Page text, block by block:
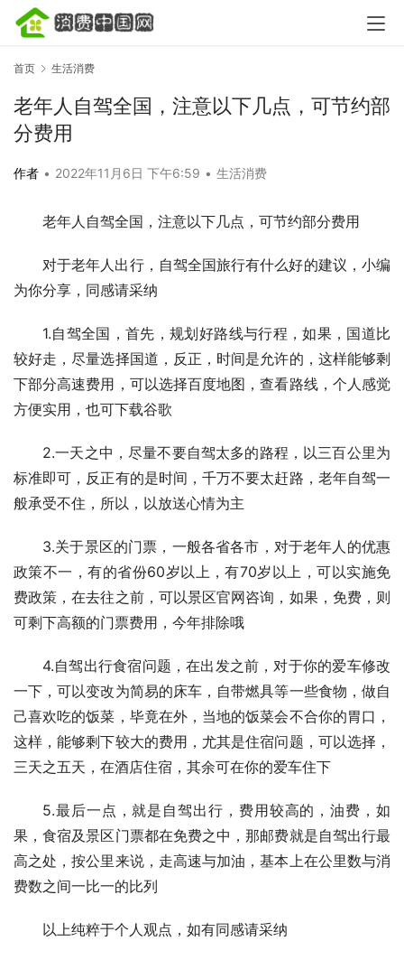
首页 生活消费
老年人自驾全国，注意以下几点，可节约部
分费用
作者 • 2022年11月6日 下午6:59 • 生活消费
老年人自驾全国，注意以下几点，可节约部分费用
对于老年人出行，自驾全国旅行有什么好的建议，小编
为你分享，同感请采纳
1.自驾全国，首先，规划好路线与行程，如果，国道比
较好走，尽量选择国道，反正，时间是允许的，这样能够剩
下部分高速费用，可以选择百度地图，查看路线，个人感觉
方便实用，也可下载谷歌
2.一天之中，尽量不要自驾太多的路程，以三百公里为
标准即可，反正有的是时间，千万不要太赶路，老年自驾一
般承受不住，所以，以放送心情为主
3.关于景区的门票，一般各省各市，对于老年人的优惠
政策不一，有的省份60岁以上，有70岁以上，可以实施免
费政策，在去往之前，可以景区官网咨询，如果，免费，则
可剩下高额的门票费用，今年排除哦
4.自驾出行食宿问题，在出发之前，对于你的爱车修改
一下，可以变改为简易的床车，自带燃具等一些食物，做自
己喜欢吃的饭菜，毕竟在外，当地的饭菜会不合你的胃口，
这样，能够剩下较大的费用，尤其是住宿问题，可以选择，
三天之五天，在酒店住宿，其余可在你的爱车住下
5.最后一点，就是自驾出行，费用较高的，油费，如
果，食宿及景区门票都在免费之中，那邮费就是自驾出行最
高之处，按公里来说，走高速与加油，基本上在公里数与消
费数之间一比一的比列
以上纯粹于个人观点，如有同感请采纳